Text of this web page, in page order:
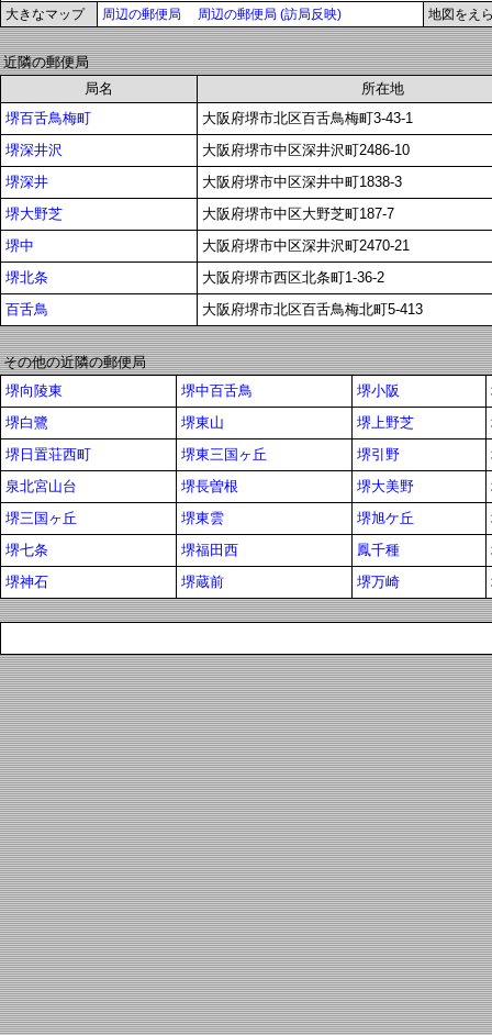
大きなマップ 周辺の郵便局 周辺の郵便局 (訪局反映) 地図をえ
近隣の郵便局
局名
所在地
堺百舌鳥梅町
大阪府堺市北区百舌鳥梅町3-43-1
堺深井沢
大阪府堺市中区深井沢町2486-10
堺深井
大阪府堺市中区深井中町1838-3
堺大野芝
大阪府堺市中区大野芝町187-7
堺中
大阪府堺市中区深井沢町2470-21
堺北条
大阪府堺市西区北条町1-36-2
百舌鳥
大阪府堺市北区百舌鳥梅北町5-413
その他の近隣の郵便局
堺向陵東
堺中百舌鳥 堺小阪
堺白鷺
堺東山 堺上野芝
堺日置荘西町
堺東三国ヶ丘 堺引野
泉北宮山台
堺長曽根 堺大美野
堺三国ヶ丘
堺東雲 堺旭ケ丘
堺七条
堺福田西 鳳千種
堺神石
堺蔵前 堺万崎